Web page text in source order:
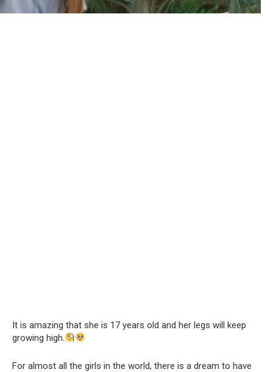
It is amazing that she is 17 years old and her legs will keep
growing high.
For almost all the girls in the world, there is a dream to have